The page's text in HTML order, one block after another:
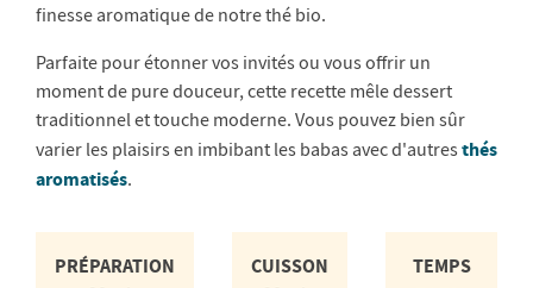
finesse aromatique de notre thé bio.
Parfaite pour étonner vos invités ou vous offrir un
moment de pure douceur, cette recette mêle dessert
traditionnel et touche moderne. Vous pouvez bien sûr
varier les plaisirs en imbibant les babas avec d'autresthés
aromatisés.
PRÉPARATION
CUISSON
TEMPS